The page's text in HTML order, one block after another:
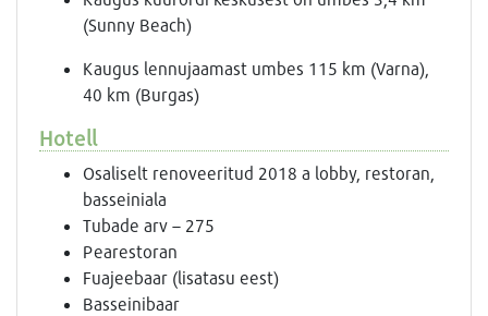
(Sunny Beach)
Kaugus lennujaamast umbes 115 km (Varna),
40 km (Burgas)
Hotell
Osaliselt renoveeritud 2018 a lobby, restoran,
basseiniala
Tubade arv – 275
Pearestoran
Fuajeebaar (lisatasu eest)
Basseinibaar